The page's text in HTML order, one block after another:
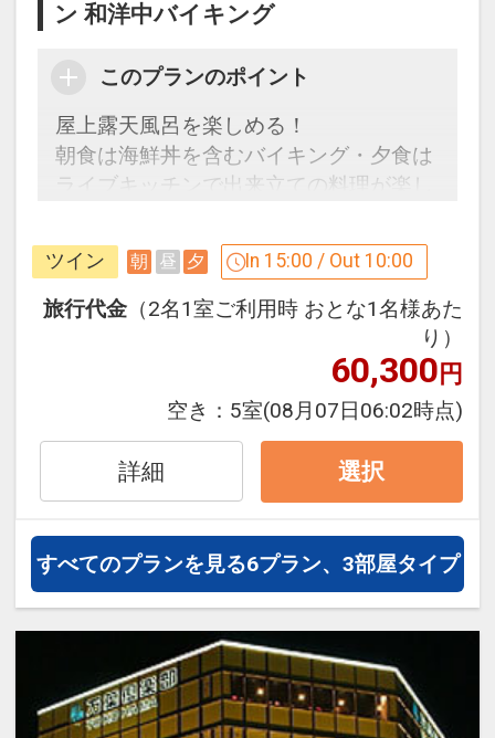
※旅行代金に含まれます。
ご案内
れていただき、館内を素足または靴下で
歩くスタイルの宿です。
設定期間：2026年4月1日～2027年3月
31日
インターネットコース番号：DP-1-
ン 和洋中バイキング
このプランのポイント
屋上露天風呂を楽しめる！
朝食は海鮮丼を含むバイキング・夕食は
ライブキッチンで出来立ての料理が楽し
ここがポイント！
●１部屋ごとに貸切風呂１回割引利用券
付（６０分通常２，２００円→１，１０
●おとなの女性の方に選べる色浴衣を1枚
ご用意！※１泊ごと
※旅行代金に含まれます。
ご案内
●玄関にてお履き物を下足ロッカーに入
れていただき、館内を素足または靴下で
歩くスタイルの宿です。
また、お部屋係はつきません。
設定期間：2026年4月1日～2027年3月
ツイン 朝 昼 夕 In 15:00 / Out 10:00
旅行代金 （2名1室ご利用時 おとな1名様あた
り）
60,300円
空き： 5室(08月07日06:02時点)
詳細 選択
すべてのプランを見る6プラン、3部屋タイプ